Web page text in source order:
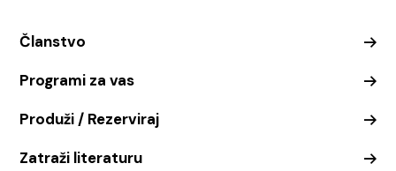
Članstvo
Programi za vas
Produži / Rezerviraj
Zatraži literaturu